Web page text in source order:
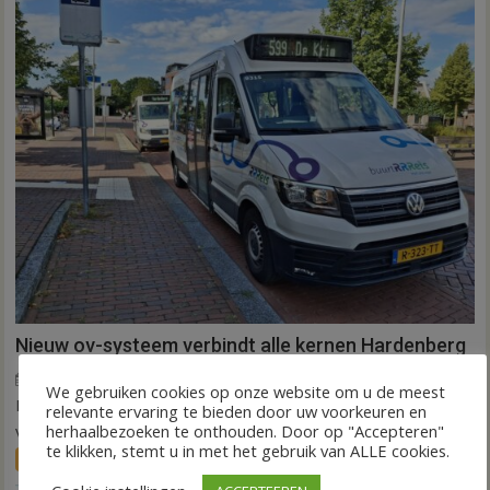
Nieuw ov-systeem verbindt alle kernen Hardenberg
Nieuw
ov-
systeem
HARDENBERG – Eind volgend jaar moet een extra systeem
van buurtbussen het openbaar vervoer tot in...
FRONTPAGE Nieuws
We gebruiken cookies op onze website om u de meest
relevante ervaring te bieden door uw voorkeuren en
herhaalbezoeken te onthouden. Door op "Accepteren"
te klikken, stemt u in met het gebruik van ALLE cookies.